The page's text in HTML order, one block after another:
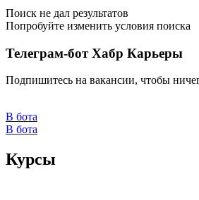
Поиск не дал результатов
Попробуйте изменить условия поиска
Телеграм-бот Хабр Карьеры
Подпишитесь на вакансии, чтобы
В бота
В бота
Курсы